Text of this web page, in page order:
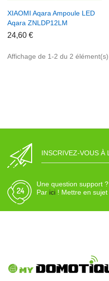
XIAOMI Aqara Ampoule LED
Aqara ZNLDP12LM
24,60 €
Affichage de 1-2 du 2 élément(s)
INSCRIVEZ-VOUS À
Une question support ?
Par ici ! Mettre en